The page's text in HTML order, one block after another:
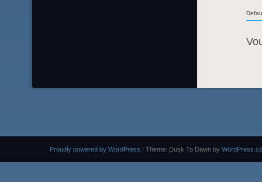
Proudly powered by WordPress | Theme: Dusk To Dawn by